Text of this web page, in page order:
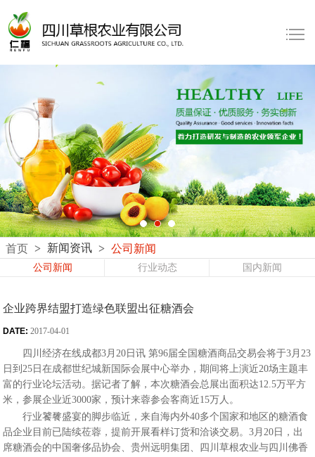
首页 > 新闻资讯 > 公司新闻
公司新闻 行业动态 国内新闻
企业跨界结盟打造绿色联盟出征糖酒会
DATE: 2017-04-01
四川经济在线成都3月20日讯 第96届全国糖酒商品交易会将于3月23
日到25日在成都世纪城新国际会展中心举办，期间将上演近20场主题丰
富的行业论坛活动。据记者了解，本次糖酒会总展出面积达12.5万平方
米，参展企业近3000家，预计来蓉参会客商近15万人。
行业饕餮盛宴的脚步临近，来自海内外40多个国家和地区的糖酒食
品企业目前已陆续莅蓉，提前开展看样订货和洽谈交易。3月20日，出
席糖酒会的中国奢侈品协会、贵州远明集团、四川草根农业与四川佛香